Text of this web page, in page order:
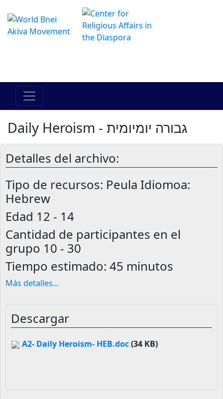
Daily Heroism - גבורה יומיומית
Detalles del archivo:
Tipo de recursos: Peula Idiomoa:
Hebrew
Edad 12 - 14
Cantidad de participantes en el
grupo 10 - 30
Tiempo estimado: 45 minutos
Más detalles...
Descargar
A2- Daily Heroism- HEB.doc(34 KB)